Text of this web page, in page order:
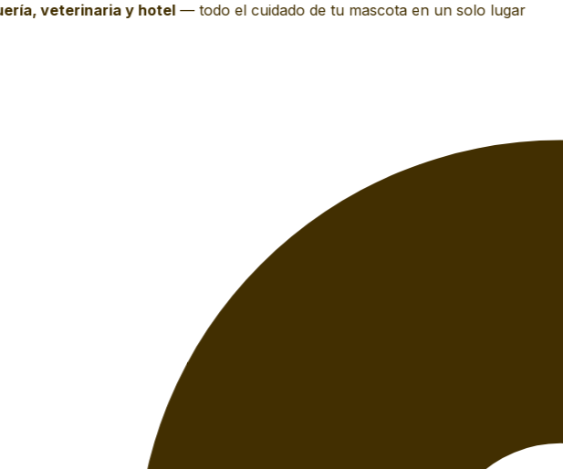
veterinaria y hotel—todo el cuidado de tu mascota en un solo lugar